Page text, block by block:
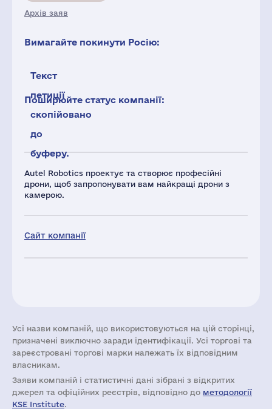
Autel Robotics проектує та створює професійні
дрони, щоб запропонувати вам найкращі дрони з
камерою.
Сайт компанії
Архів заяв
Вимагайте покинути Росію:
Текст
петиції
скопійовано
до
буферу.
Поширюйте статус компанії:
Усі назви компаній, що використовуються на цій сторінці,
призначені виключно заради ідентифікації. Усі торгові та
зареєстровані торгові марки належать їх відповідним
власникам.
Заяви компаній i статистичні дані зібрані з відкритих
джерел та офіційних реєстрів, відповідно до методології
KSE Institute.